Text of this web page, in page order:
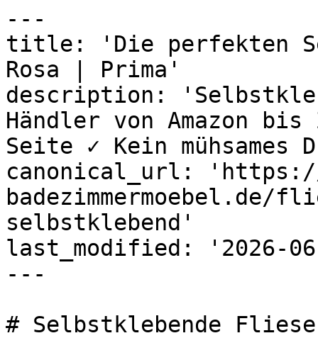
---
title: 'Die perfekten
Rosa | Prima'
description:
Händler von Amazon
Seite ✓ Kein
canonical_url: 'https://
selbstklebend'
last_modified: '2026-
---
# Selbstklebende